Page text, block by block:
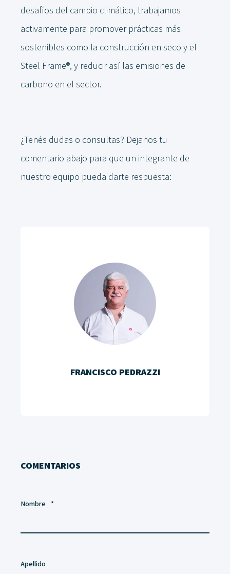
desafíos del cambio climático, trabajamos
activamente para promover prácticas más
sostenibles como la construcción en seco y el
Steel Frame®, y reducir así las emisiones de
carbono en el sector.
¿Tenés dudas o consultas? Dejanos tu
comentario abajo para que un integrante de
nuestro equipo pueda darte respuesta:
FRANCISCO PEDRAZZI
COMENTARIOS
Nombre *
Apellido